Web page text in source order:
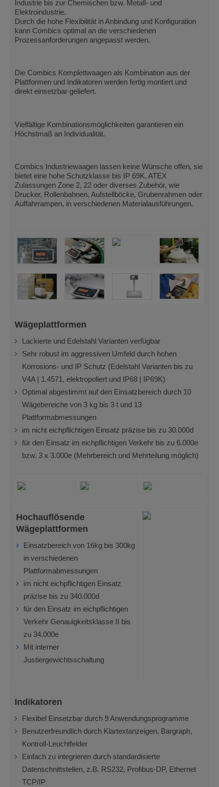
Industrie bis zur Chemischen bzw. Metall- und
Elektroindustrie.
Durch die hohe Flexibilität in Anbindung und Konfiguration
kann Combics optimal an die verschiedenen
Prozessanforderungen angepasst werden.
Die Combics Komplettwaagen als Kombination aus der
Plattformen und Indikatoren werden fertig montiert und
direkt einsetzbar geliefert.
Vielfältige Kombinationsmöglichkeiten garantieren ein
Höchstmaß an Individualität.
Combics Industriewaagen lassen keine Wünsche offen, sie
bietet eine hohe Schutzklasse bis IP 69K, ATEX
Zulassungen Zone 2, 22 oder diverses Zubehör, wie
Drucker, Rollenbahnen, Aufstellböcke, Grubenrahmen oder
Auffahrrampen, in verschiedenen Materialausführungen.
Wägeplattformen
Lackierte und Edelstahl Varianten verfügbar
Sehr robust im aggressiven Umfeld durch hohen
Korrosions- und IP Schutz (Edelstahl Varianten bis zu
V4A | 1.4571, elektropoliert und IP68 | IP69K)
Optimal abgestimmt auf den Einsatzbereich durch 10
Wägebereiche von 3 kg bis 3 t und 13
Plattformabmessungen
im nicht eichpflichtigen Einsatz präzise bis zu 30.000d
für den Einsatz im eichpflichtigen Verkehr bis zu 6.000e
bzw. 3 x 3.000e (Mehrbereich und Mehrteilung möglich)
Hochauflösende
Wägeplattformen
Einsatzbereich von 16kg bis 300kg
in verschiedenen
Plattformabmessungen
im nicht eichpflichtigen Einsatz
präzise bis zu 340.000d
für den Einsatz im eichpflichtigen
Verkehr Genauigkeitsklasse II bis
zu 34.000e
Mit interner
Justiergewichtsschaltung
Indikatoren
Flexibel Einsetzbar durch 9 Anwendungsprogramme
Benutzerfreundlich durch Klartextanzeigen, Bargraph,
Kontroll-Leuchtfelder
Einfach zu integrieren durch standardisierte
Datenschnittstellen, z.B. RS232, Profibus-DP, Ethernet
TCP/IP